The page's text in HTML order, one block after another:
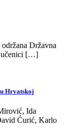
Državna
učenici […]
Hrvatskoj
Ida
Ćurić, Karlo